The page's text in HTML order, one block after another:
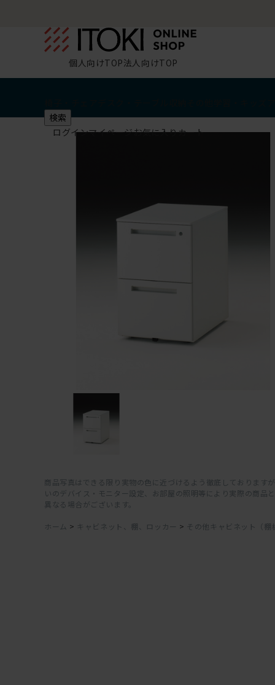
個人向けTOP法人向けTOP
検索
ログインマイページお気に入りカート
商品写真はできる限り実物の色に近づけるよう徹底しております
いのデバイス・モニター設定、お部屋の照明等により実際の商品
異なる場合がございます。
ホーム > キャビネット、棚、ロッカー > その他キャビネット（棚